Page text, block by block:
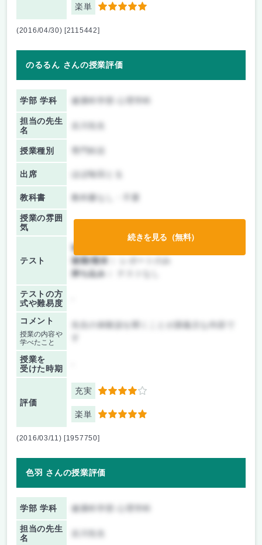
楽単 5
(2016/04/30) [2115442]
のるるん さんの授業評価
学部 学科 健康科学部 心理学科
担当の先生
名
授業種別
出席 ほぼ毎回とる
教科書 教科書なし・不要
授業の雰囲
気
テスト
前期/中間：
後期/期末：
持ち込み：
テストの方
式や難易度
コメント
授業の内容や
学べたこと
先生の体験談を聞くことが講義主な内容で
授業を
受けた時期
評価
充実 4
楽単 5
続きを見る（無料）
(2016/03/11) [1957750]
色羽 さんの授業評価
学部 学科 健康科学部 心理学科
担当の先生
名